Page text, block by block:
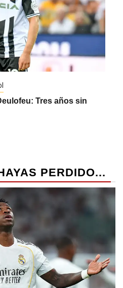
Tres años sin
PERDIDO...